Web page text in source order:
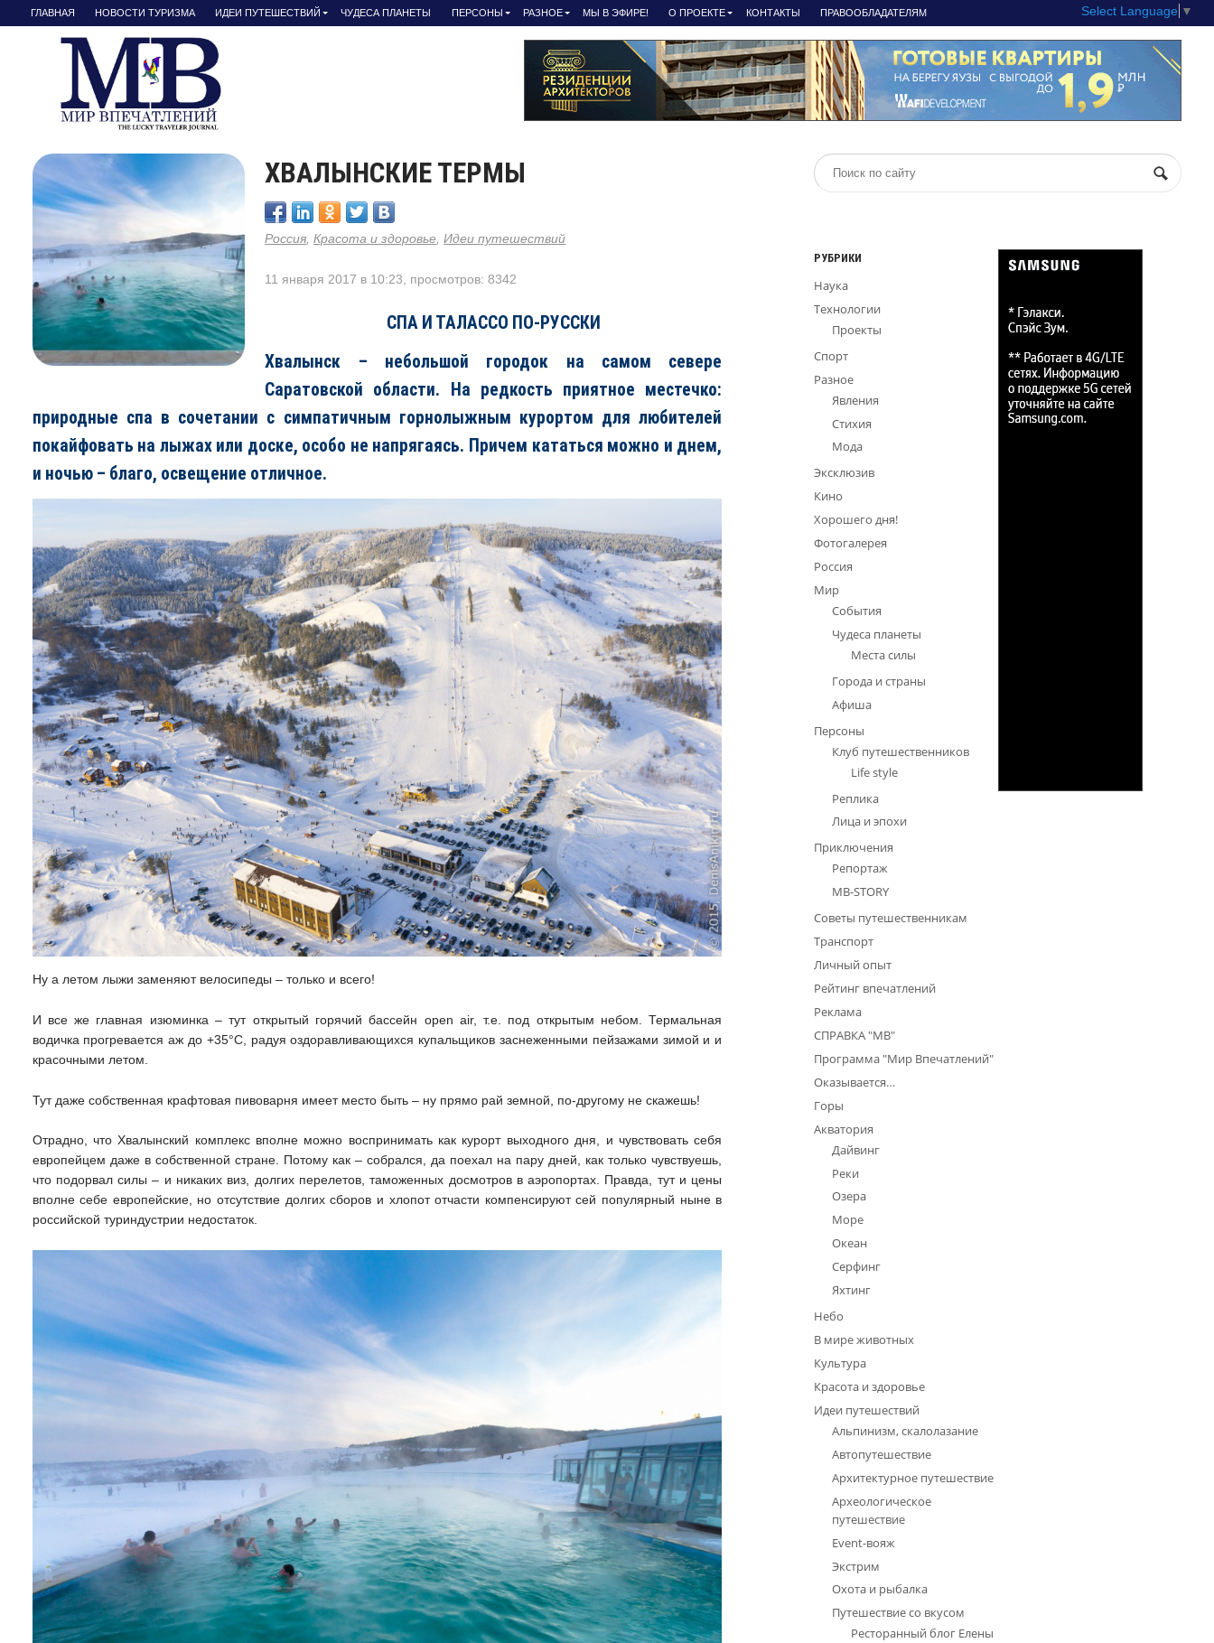
ГЛАВНАЯ НОВОСТИ ТУРИЗМА ИДЕИ ПУТЕШЕСТВИЙ ЧУДЕСА ПЛАНЕТЫ ПЕРСОНЫ РАЗНОЕ МЫ В ЭФИРЕ! О ПРОЕКТЕ КОНТАКТЫ ПРАВООБЛАДАТЕЛЯМ Select Language ▼
ХВАЛЫНСКИЕ ТЕРМЫ
Россия ,Красота и здоровье ,Идеи путешествий
11 января 2017 в 10:23, просмотров: 8342
СПА И ТАЛАССО ПО-РУССКИ
Хвалынск – небольшой городок на самом севере
Саратовской области. На редкость приятное местечко:
природные спа в сочетании с симпатичным горнолыжным курортом для любителей
покайфовать на лыжах или доске, особо не напрягаясь. Причем кататься можно и днем,
и ночью – благо, освещение отличное.
Ну а летом лыжи заменяют велосипеды – только и всего!
И все же главная изюминка – тут открытый горячий бассейн open air, т.е. под открытым небом. Термальная
водичка прогревается аж до +35°С, радуя оздоравливающихся купальщиков заснеженными пейзажами зимой и и
красочными летом.
Тут даже собственная крафтовая пивоварня имеет место быть – ну прямо рай земной, по-другому не скажешь!
Отрадно, что Хвалынский комплекс вполне можно воспринимать как курорт выходного дня, и чувствовать себя
европейцем даже в собственной стране. Потому как – собрался, да поехал на пару дней, как только чувствуешь,
что подорвал силы – и никаких виз, долгих перелетов, таможенных досмотров в аэропортах. Правда, тут и цены
вполне себе европейские, но отсутствие долгих сборов и хлопот отчасти компенсируют сей популярный ныне в
российской туриндустрии недостаток.
РУБРИКИ
Наука
Технологии
Проекты
Спорт
Разное
Явления
Стихия
Мода
Эксклюзив
Кино
Хорошего дня!
Фотогалерея
Россия
Мир
События
Чудеса планеты
Места силы
Города и страны
Афиша
Персоны
Клуб путешественников
Life style
Реплика
Лица и эпохи
Приключения
Репортаж
МВ-STORY
Советы путешественникам
Транспорт
Личный опыт
Рейтинг впечатлений
Реклама
СПРАВКА "МВ"
Программа "Мир Впечатлений"
Оказывается…
Горы
Акватория
Дайвинг
Реки
Озера
Море
Океан
Серфинг
Яхтинг
Небо
В мире животных
Культура
Красота и здоровье
Идеи путешествий
Альпинизм, скалолазание
Автопутешествие
Архитектурное путешествие
Археологическое
путешествие
Event-вояж
Экстрим
Охота и рыбалка
Путешествие со вкусом
Ресторанный блог Елены